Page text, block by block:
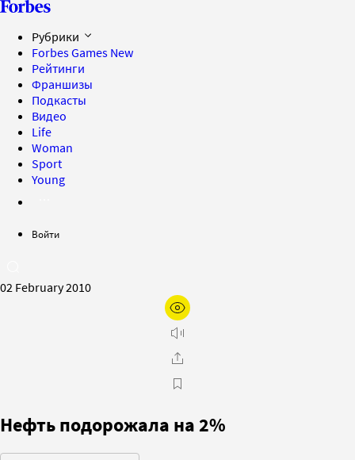
Рубрики
Forbes Games New
Рейтинги
Франшизы
Подкасты
Видео
Life
Woman
Sport
Young
Войти
02 February 2010
Нефть подорожала на 2%